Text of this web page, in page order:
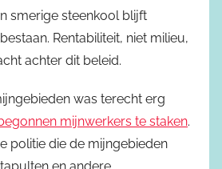
smerige steenkool blijft
Rentabiliteit, niet milieu,
achter dit beleid.
was terecht erg
mijnwerkers te staken.
politie die de mijngebieden
en andere